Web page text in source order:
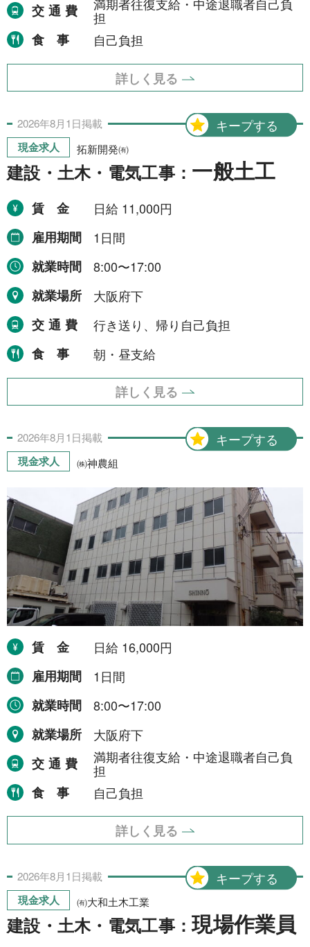
交通費
担
食事
自己負担
詳しく見る
キープする
2026年8月1日掲載
現金求人 拓新開発㈲
建設・土木・電気工事： 一般土工
賃金
日給 11,000円
雇用期間
1日間
就業時間
8:00〜17:00
就業場所
大阪府下
交通費
行き送り、帰り自己負担
食事
朝・昼支給
詳しく見る
キープする
2026年8月1日掲載
現金求人 ㈱神農組
賃金
日給 16,000円
雇用期間
1日間
就業時間
8:00〜17:00
就業場所
大阪府下
交通費
満期者往復支給・中途退職者自己負
担
食事
自己負担
詳しく見る
キープする
2026年8月1日掲載
現金求人 ㈲大和土木工業
建設・土木・電気工事：現場作業員